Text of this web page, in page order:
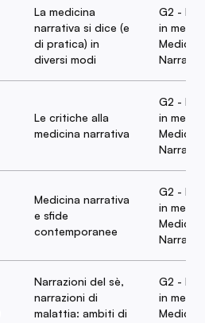
La medicina
narrativa si dice (e
di pratica) in
diversi modi
G2 -
in
Medicina
Le critiche alla
medicina narrativa
G2 -
in
Medicina
Medicina narrativa
e sfide
contemporanee
G2 -
in
Medicina
Narrazioni del sè,
narrazioni di
malattia: ambiti di
G2 -
in
Medicina